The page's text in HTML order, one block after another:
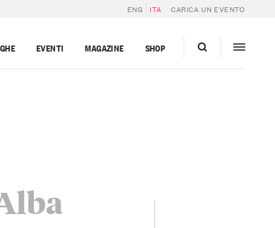
ENG ITA CARICA UN EVENTO
EVENTI MAGAZINE SHOP